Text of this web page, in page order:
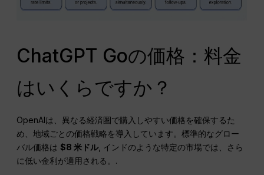
ChatGPT Goの価格：料金
はいくらですか？
OpenAIは、異なる経済圏で購入しやすい価格を確保するた
め、地域ごとの価格戦略を導入しています。標準的なグロー
バル価格は$8米ドル, インドのような特定の市場では、さら
に低い金利が適用される。.